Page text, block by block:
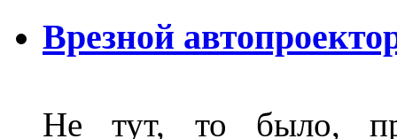
Врезной
Не тут, то было,